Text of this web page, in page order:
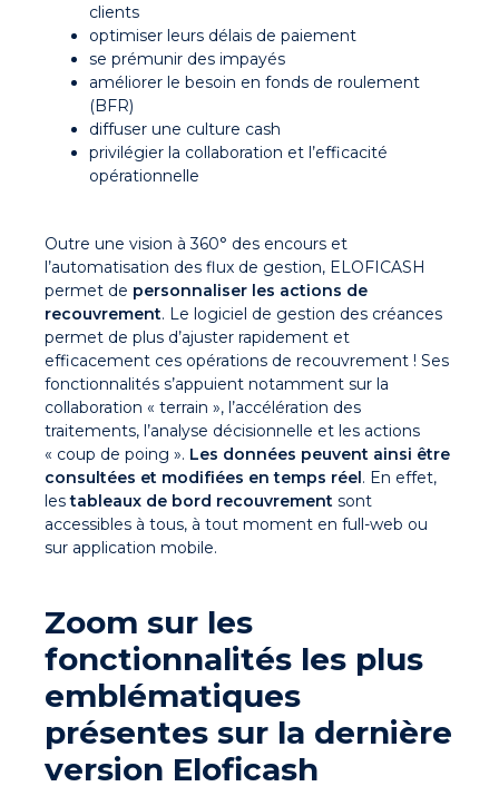
clients
optimiser leurs délais de paiement
se prémunir des impayés
améliorer le besoin en fonds de roulement
(BFR)
diffuser une culture cash
privilégier la collaboration et l’efficacité
opérationnelle
Outre une vision à 360° des encours et
l’automatisation des flux de gestion, ELOFICASH
permet de personnaliser les actions de
recouvrement. Le logiciel de gestion des créances
permet de plus d’ajuster rapidement et
efficacement ces opérations de recouvrement ! Ses
fonctionnalités s’appuient notamment sur la
collaboration « terrain », l’accélération des
traitements, l’analyse décisionnelle et les actions
« coup de poing ». Les données peuvent ainsi être
consultées et modifiées en temps réel. En effet,
lestableaux de bord recouvrement sont
accessibles à tous, à tout moment en full-web ou
sur application mobile.
Zoom sur les
fonctionnalités les plus
emblématiques
présentes sur la dernière
version Eloficash